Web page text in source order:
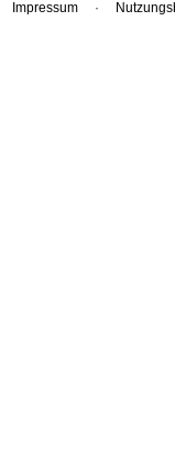
Impressum ·